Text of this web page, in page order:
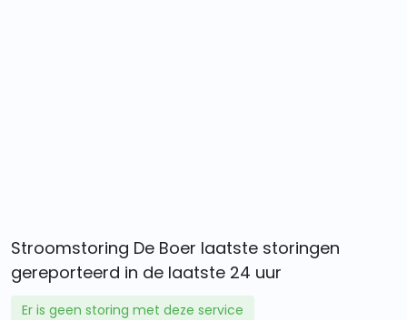
Stroomstoring De Boer laatste storingen
gereporteerd in de laatste 24 uur
Er is geen storing met deze service